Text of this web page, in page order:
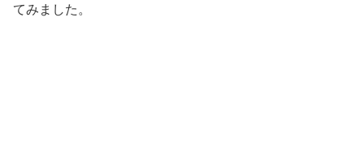
てみました。